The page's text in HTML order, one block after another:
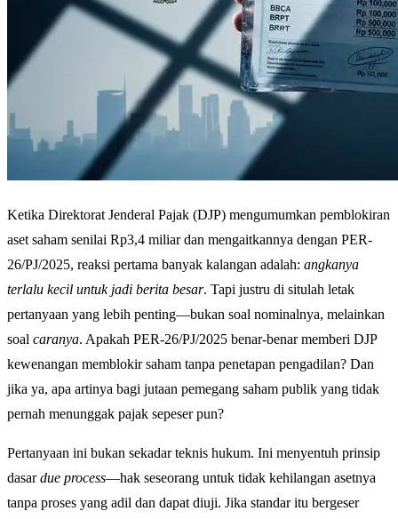
Ketika Direktorat Jenderal Pajak (DJP) mengumumkan pemblokiran
aset saham senilai Rp3,4 miliar dan mengaitkannya dengan PER-
26/PJ/2025, reaksi pertama banyak kalangan adalah: angkanya
terlalu kecil untuk jadi berita besar. Tapi justru di situlah letak
pertanyaan yang lebih penting—bukan soal nominalnya, melainkan
soal caranya. Apakah PER-26/PJ/2025 benar-benar memberi DJP
kewenangan memblokir saham tanpa penetapan pengadilan? Dan
jika ya, apa artinya bagi jutaan pemegang saham publik yang tidak
pernah menunggak pajak sepeser pun?
Pertanyaan ini bukan sekadar teknis hukum. Ini menyentuh prinsip
dasardue process—hak seseorang untuk tidak kehilangan asetnya
tanpa proses yang adil dan dapat diuji. Jika standar itu bergeser